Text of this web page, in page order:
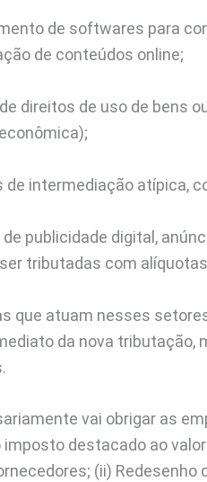
de softwares para
de conteúdos online;
direitos de uso de bens
de intermediação atípica,
de publicidade digital,
tributadas com
que atuam nesses
da nova
vai obrigar as
imposto destacado ao
(ii)